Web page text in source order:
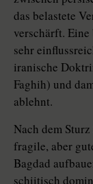
das belastete
verschärft.
sehr
iranische
Faghih) und
ablehnt.
Nach dem
fragile, aber
Bagdad
schiitisch